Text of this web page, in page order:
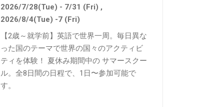
2026/7/28(Tue) - 7/31 (Fri) ,
2026/8/4(Tue) -7 (Fri)
【2歳～就学前】英語で世界一周。毎日異な
った国のテーマで世界の国々のアクティビ
ティを体験！ 夏休み期間中の サマースクー
ル。全8日間の日程で、1日〜参加可能で
す。